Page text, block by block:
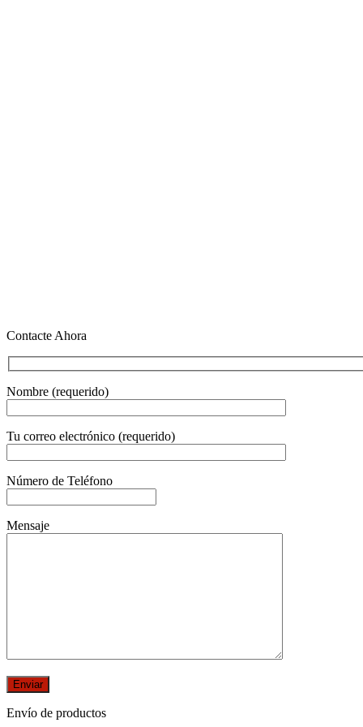
Contacte Ahora
Nombre (requerido)
Tu correo electrónico (requerido)
Número de Teléfono
Mensaje
Envío de productos